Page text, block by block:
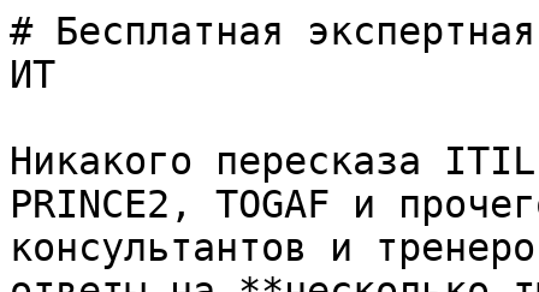
# Бесплатная
ИТ
Никакого пересказа
PRINCE2, TOGAF и
консультантов и